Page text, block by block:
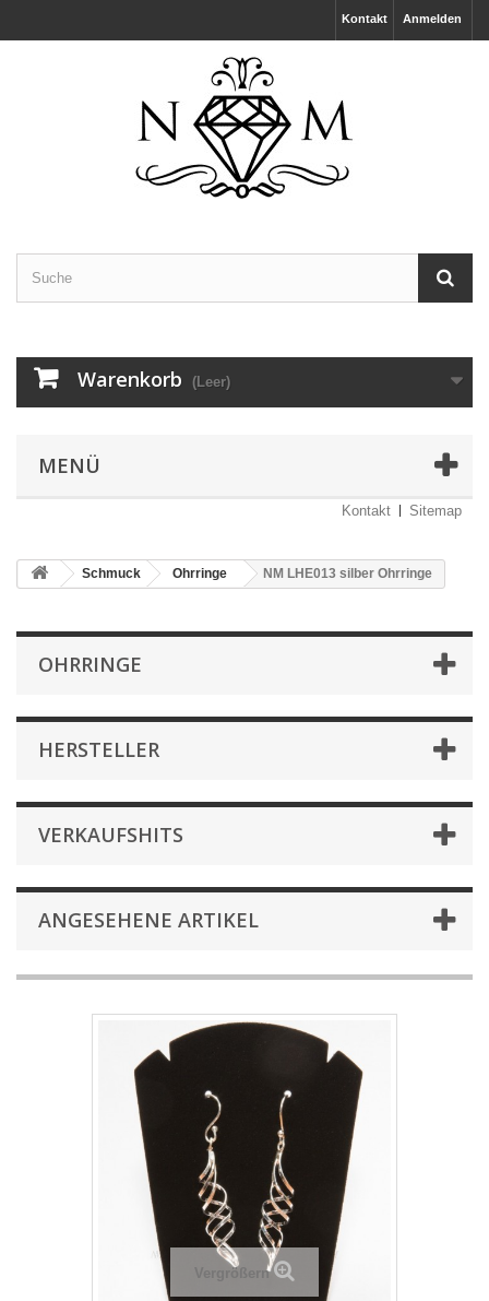
Anmelden
Kontakt
Warenkorb (Leer)
MENÜ
Kontakt Sitemap
Schmuck Ohrringe NM LHE013 silber Ohrringe
OHRRINGE
HERSTELLER
VERKAUFSHITS
ANGESEHENE ARTIKEL
Vergrößern